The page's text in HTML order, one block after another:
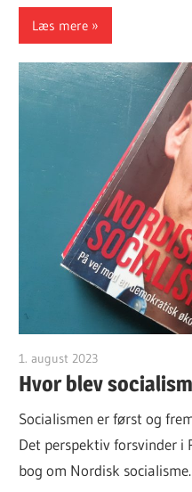
Læs mere
1. august 2023
Hvor blev
Socialismen er først og
Det perspektiv forsvinder i
bog om Nordisk socialisme.